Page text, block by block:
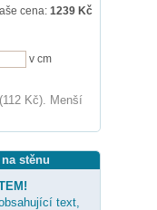
cena: 1239 Kč
v cm
(112 Kč). Menší
stěnu
text,